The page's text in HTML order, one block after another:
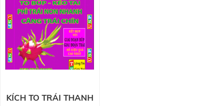
KÍCH TO TRÁI THANH